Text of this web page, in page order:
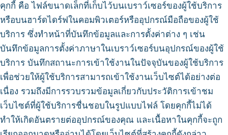
คุกกี้ คือ ไฟล์ขนาดเล็กที่เก็บไว้บนเบราว์เซอร์ของผู้ใช้บริการ
หรือบนฮาร์ดไดร์ฟในคอมพิวเตอร์หรืออุปกรณ์มือถือของผู้ใช้
บริการ ซึ่งทำหน้าที่บันทึกข้อมูลและการตั้งค่าต่าง ๆ เช่น
บันทึกข้อมูลการตั้งค่าภาษาในเบราว์เซอร์บนอุปกรณ์ของผู้ใช้
บริการ บันทึกสถานะการเข้าใช้งานในปัจจุบันของผู้ใช้บริการ
เพื่อช่วยให้ผู้ใช้บริการสามารถเข้าใช้งานเว็บไซต์ได้อย่างต่อ
เนื่อง รวมถึงมีการรวบรวมข้อมูลเกี่ยวกับประวัติการเข้าชม
เว็บไซต์ที่ผู้ใช้บริการชื่นชอบในรูปแบบไฟล์ โดยคุกกี้ไม่ได้
ทำให้เกิดอันตรายต่ออุปกรณ์ของคุณ และเนื้อหาในคุกกี้จะถูก